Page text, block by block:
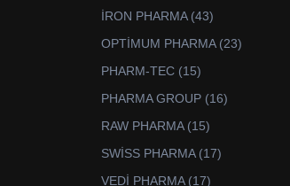
İRON PHARMA 4343
OPTİMUM PHARMA 2323
PHARM-TEC 1515
PHARMA GROUP 1616
RAW PHARMA 1515
SWİSS PHARMA 1717
VEDİ PHARMA 1717